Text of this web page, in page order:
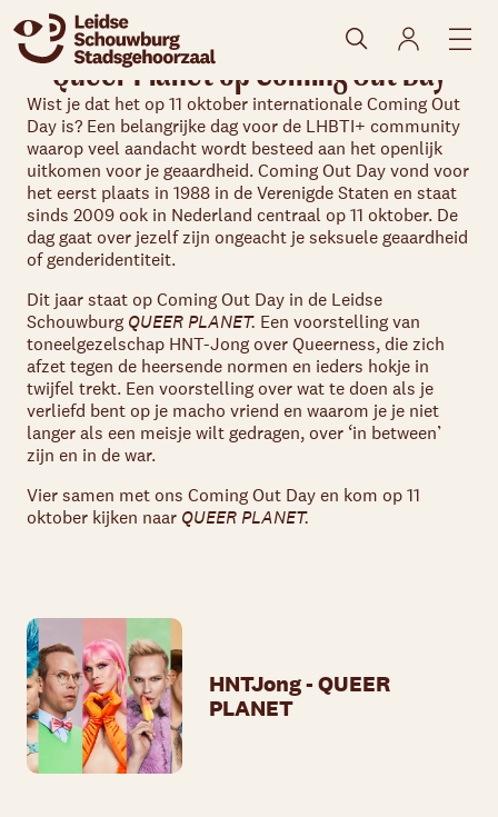
Skip navigatie
Queer Planet op Coming Out Day
Wist je dat het op 11 oktober internationale Coming Out
Day is? Een belangrijke dag voor de LHBTI+ community
waarop veel aandacht wordt besteed aan het openlijk
uitkomen voor je geaardheid. Coming Out Day vond voor
het eerst plaats in 1988 in de Verenigde Staten en staat
sinds 2009 ook in Nederland centraal op 11 oktober. De
dag gaat over jezelf zijn ongeacht je seksuele geaardheid
of genderidentiteit.
Dit jaar staat op Coming Out Day in de Leidse
Schouwburg QUEER PLANET. Een voorstelling van
toneelgezelschap HNT-Jong over Queerness, die zich
afzet tegen de heersende normen en ieders hokje in
twijfel trekt. Een voorstelling over wat te doen als je
verliefd bent op je macho vriend en waarom je je niet
langer als een meisje wilt gedragen, over ‘in between’
zijn en in de war.
Vier samen met ons Coming Out Day en kom op 11
oktober kijken naar QUEER PLANET.
HNTJong - QUEER
PLANET